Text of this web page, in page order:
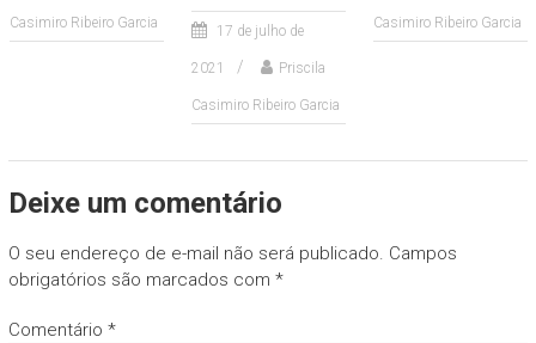
Casimiro Ribeiro Garcia 17 de julho de
2021 Priscila
Casimiro Ribeiro Garcia
Casimiro Ribeiro Garcia
Deixe um comentário
O seu endereço de e-mail não será publicado. Campos
obrigatórios são marcados com *
Comentário *